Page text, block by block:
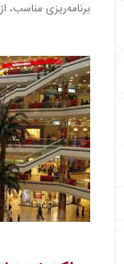
برنامه‌ریزی مناسب،